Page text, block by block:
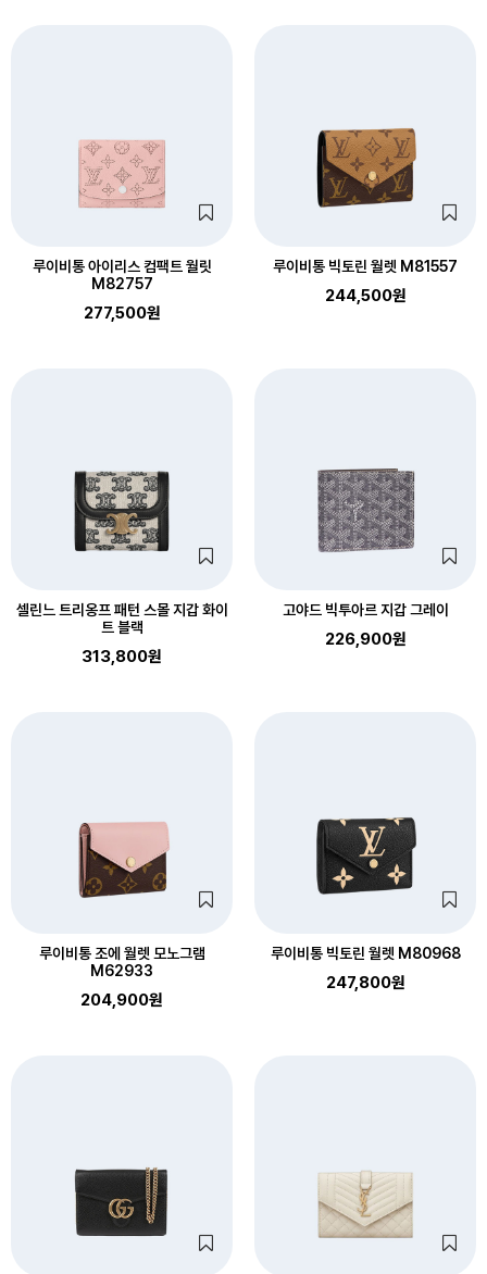
루이비통 아이리스 컴팩트 월릿
M82757
277,500원
루이비통 빅토린 월렛 M81557
244,500원
셀린느 트리옹프 패턴 스몰 지갑 화이
트 블랙
313,800원
고야드 빅투아르 지갑 그레이
226,900원
루이비통 조에 월렛 모노그램
M62933
204,900원
루이비통 빅토린 월렛 M80968
247,800원